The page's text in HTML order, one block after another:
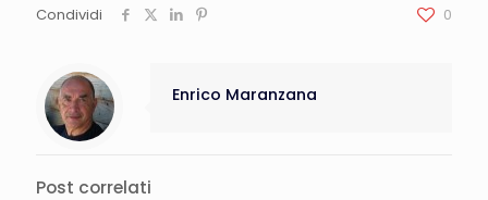
Condividi 0
Enrico Maranzana
Post correlati